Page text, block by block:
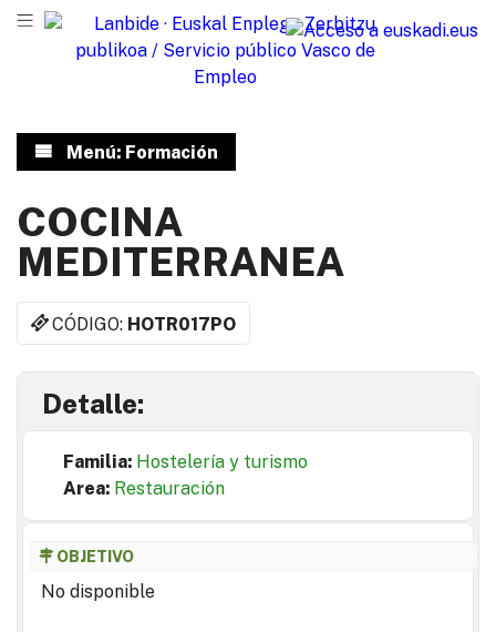
Menú: Formación
COCINA
MEDITERRANEA
CÓDIGO: HOTR017PO
Detalle:
Familia: Hostelería y turismo
Area: Restauración
OBJETIVO
No disponible